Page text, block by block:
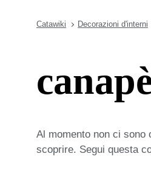
Catawiki Decorazioni d'interni
Al momento non ci sono
scoprire. Segui questa